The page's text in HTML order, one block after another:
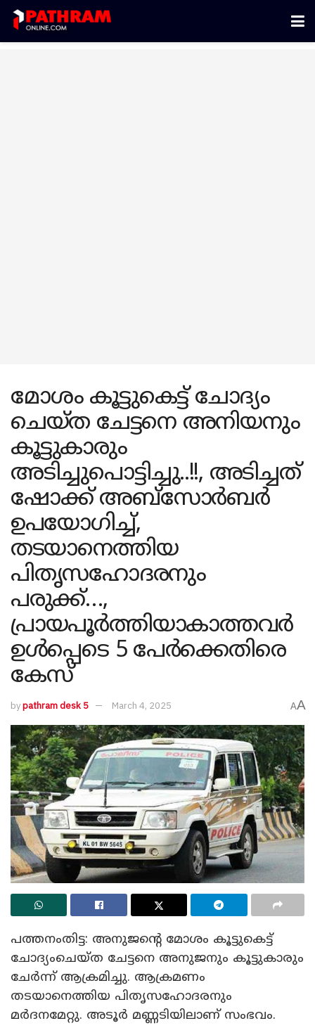
മോശം കൂട്ടുകെട്ട് ചോദ്യം
ചെയ്ത ചേട്ടനെ അനിയനും
കൂട്ടുകാരും
അടിച്ചുപൊട്ടിച്ചു..!!, അടിച്ചത്
ഷോക്ക് അബ്‌സോർബർ
ഉപയോഗിച്ച്,
തടയാനെത്തിയ
പിതൃസഹോദരനും
പരുക്ക്…,
പ്രായപൂർത്തിയാകാത്തവർ
ഉൾപ്പെടെ 5 പേർക്കെതിരെ
കേസ്
bypathram desk 5 March 4, 2025 AA
പത്തനംതിട്ട: അനുജന്റെ മോശം കൂട്ടുകെട്ട്
ചോദ്യംചെയ്ത ചേട്ടനെ അനുജനും കൂട്ടുകാരും
ചേർന്ന് ആക്രമിച്ചു. ആക്രമണം
തടയാനെത്തിയ പിതൃസഹോദരനും
മർദനമേറ്റു. അടൂർ മണ്ണടിയിലാണ് സംഭവം.